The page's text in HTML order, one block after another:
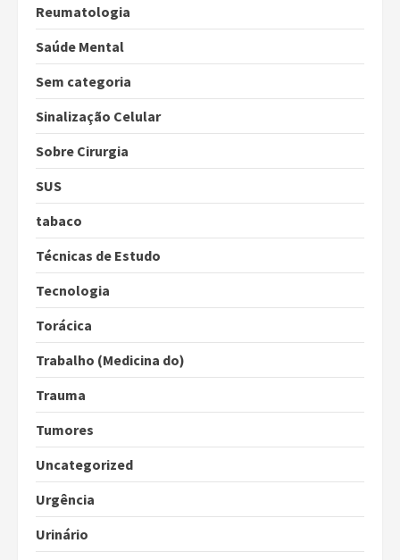
Reumatologia
Saúde Mental
Sem categoria
Sinalização Celular
Sobre Cirurgia
SUS
tabaco
Técnicas de Estudo
Tecnologia
Torácica
Trabalho (Medicina do)
Trauma
Tumores
Uncategorized
Urgência
Urinário